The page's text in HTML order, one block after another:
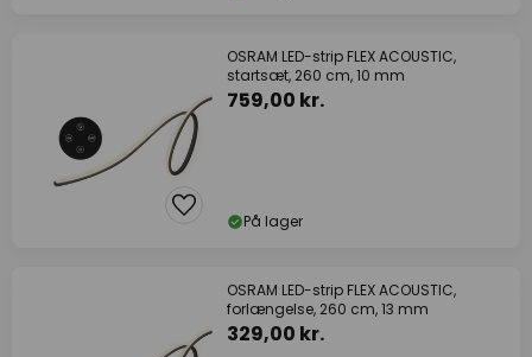
OSRAM LED-strip FLEX ACOUSTIC,
startsæt, 260 cm, 10 mm
759,00 kr.
På lager
OSRAM LED-strip FLEX ACOUSTIC,
forlængelse, 260 cm, 13 mm
329,00 kr.